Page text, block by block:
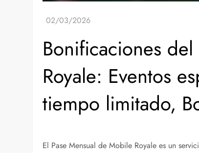
Bonificaciones
Royale: Eventos
tiempo limitado,
El Pase Mensual de Mobile Royale es un